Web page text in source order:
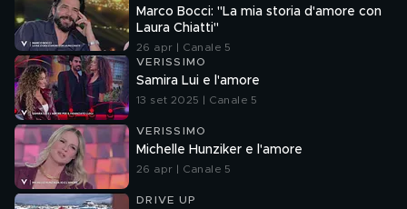
Marco Bocci: "La mia storia d'amore con
Laura Chiatti"
26 apr | Canale 5
VERISSIMO
Samira Lui e l'amore
13 set 2025 | Canale 5
VERISSIMO
Michelle Hunziker e l'amore
26 apr | Canale 5
DRIVE UP